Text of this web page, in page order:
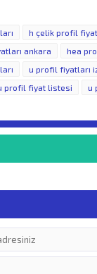
h çelik profil
ankara
hea
u profil fiyatları
profil fiyat listesi
u